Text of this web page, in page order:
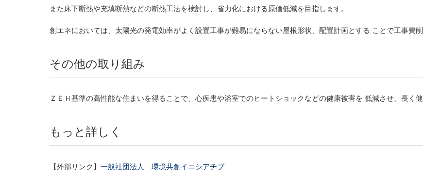
また床下断熱や充填断熱などの断熱工法を検討し、省力化における原価低減を目指します。
創エネにおいては、太陽光の発電効率がよく設置工事が難易にならない屋根形状、配置計画とする ことで工事費削
その他の取り組み
ＺＥＨ基準の高性能な住まいを得ることで、心疾患や浴室でのヒートショックなどの健康被害を 低減させ、長く
もっと詳しく
【外部リンク】 一般社団法人 環境共創イニシアチブ